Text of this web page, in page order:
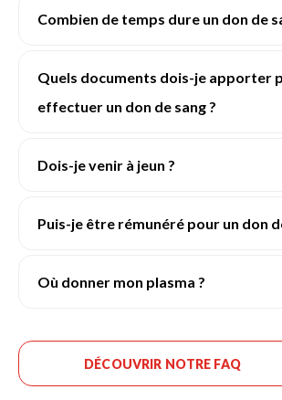
Combien de temps dure un don de
Quels documents dois-je apporter
effectuer un don de sang ?
Dois-je venir à jeun ?
Puis-je être rémunéré pour un don
Où donner mon plasma ?
DÉCOUVRIR NOTRE FAQ